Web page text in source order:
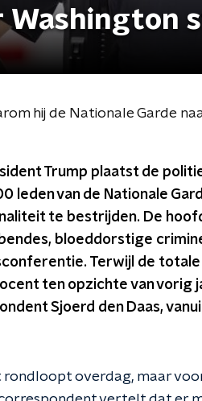
Washington
hij de Nationale Garde
Trump plaatst de
leden van de Nationale
te bestrijden. De
bloeddorstige
Terwijl de totale
ten opzichte van vorig
Sjoerd den Daas,
rondloopt overdag, maar